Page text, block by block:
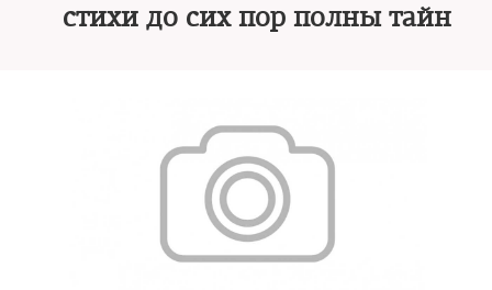
стихи до сих пор полны тайн